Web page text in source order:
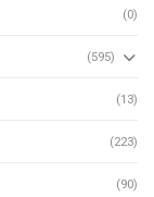
(0)
(595)
(13)
(223)
(90)